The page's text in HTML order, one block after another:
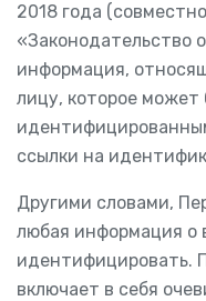
2018 года
«Законодательство
информация,
лицу, которое может
ссылки на
Другими словами,
любая информация о
идентифицировать.
включает в себя